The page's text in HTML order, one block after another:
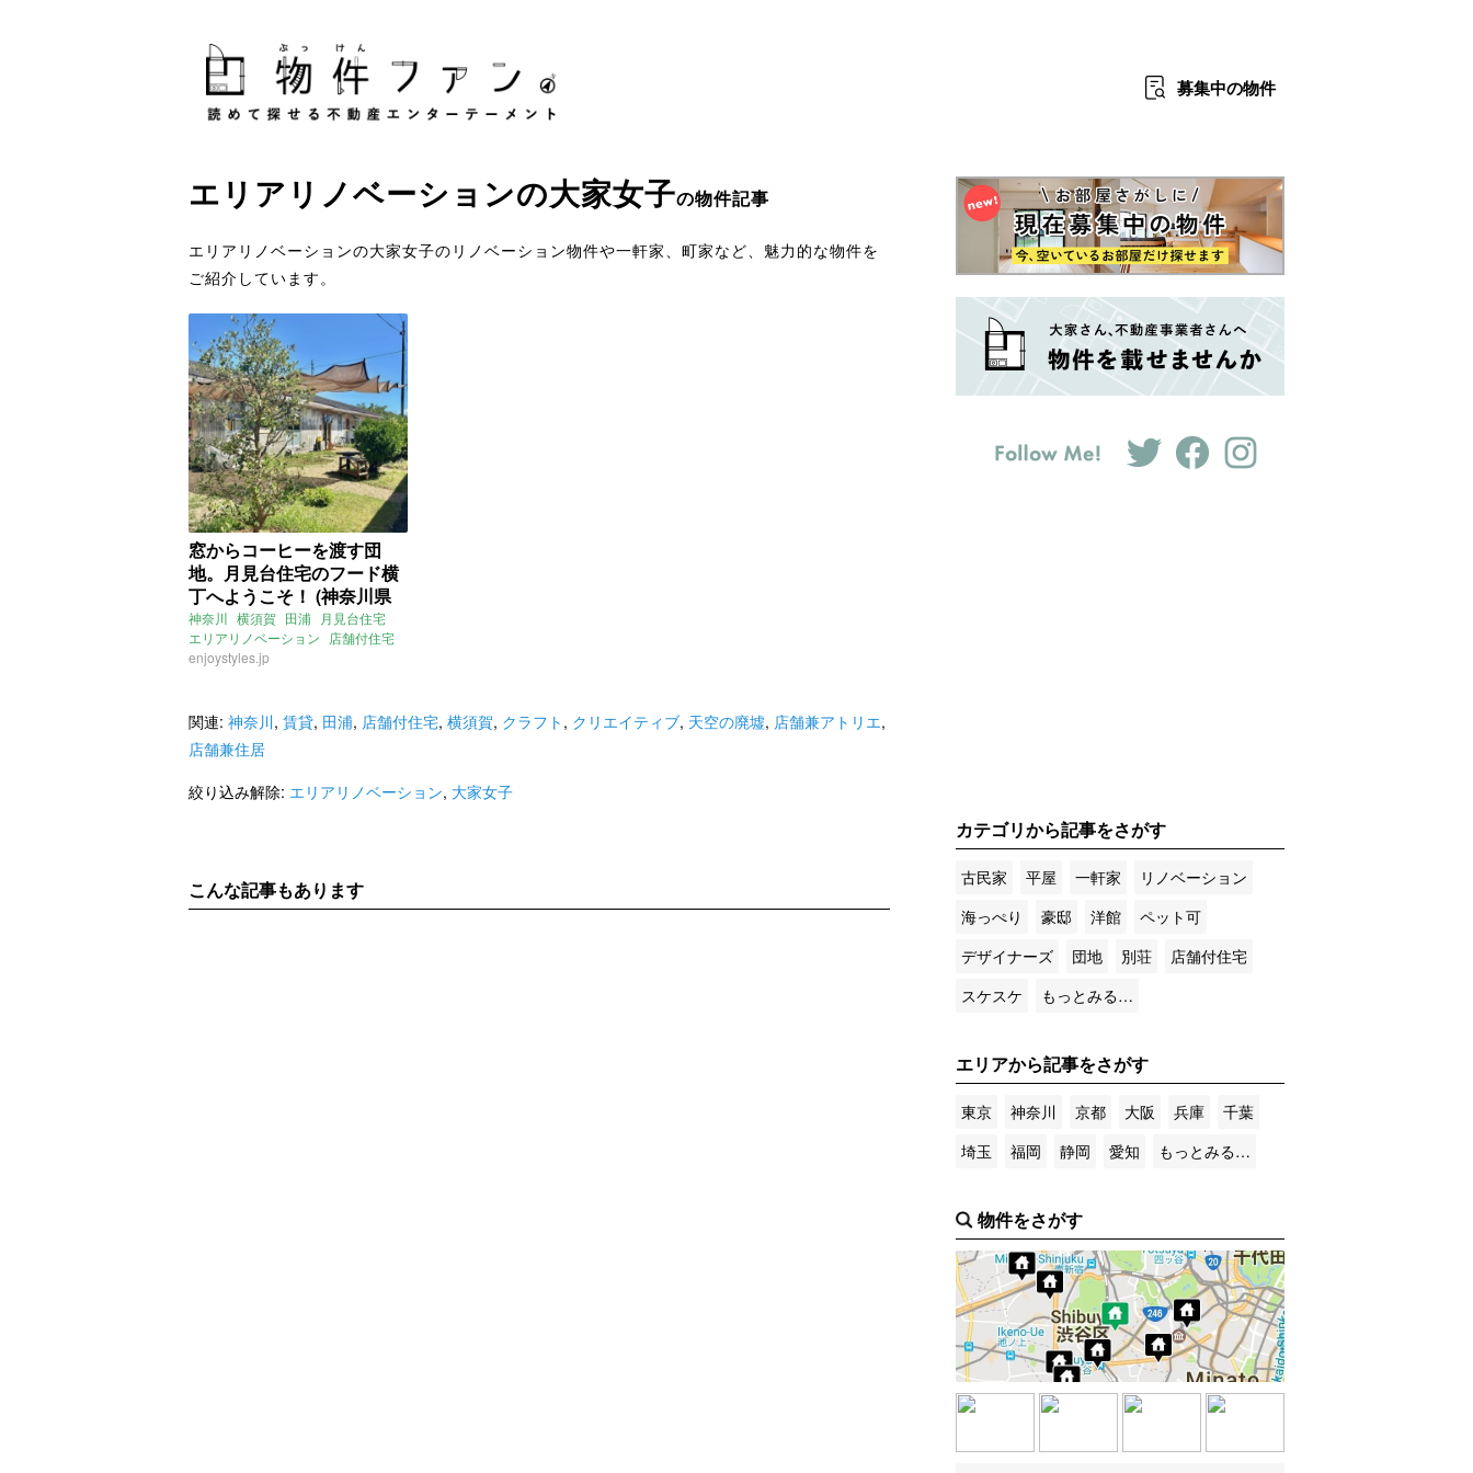
募集中の物件
エリアリノベーションの大家女子の物件記事
エリアリノベーションの大家女子のリノベーション物件や一軒家、町家など、魅力的な物件を
ご紹介しています。
窓からコーヒーを渡す団
地。月見台住宅のフード横
丁へようこそ！ (神奈川県
横須賀市29㎡の賃貸物件)
神奈川 横須賀 田浦 月見台住宅
エリアリノベーション
店舗付住宅
店舗 団地 アトリエ
enjoystyles.jp
関連: 神奈川, 賃貸, 田浦, 店舗付住宅, 横須賀, クラフト , クリエイティブ, 天空の廃墟, 店舗兼アトリエ,
店舗兼住居
絞り込み解除: エリアリノベーション, 大家女子
こんな記事もあります
カテゴリから記事をさがす
古民家 平屋 一軒家
リノベーション
海っぺり
豪邸 洋館
ペット可
デザイナーズ
団地 別荘
店舗付住宅
スケスケ
もっとみる…
エリアから記事をさがす
東京 神奈川 京都 大阪 兵庫
千葉
埼玉
福岡 静岡 愛知 もっとみる…
物件をさがす